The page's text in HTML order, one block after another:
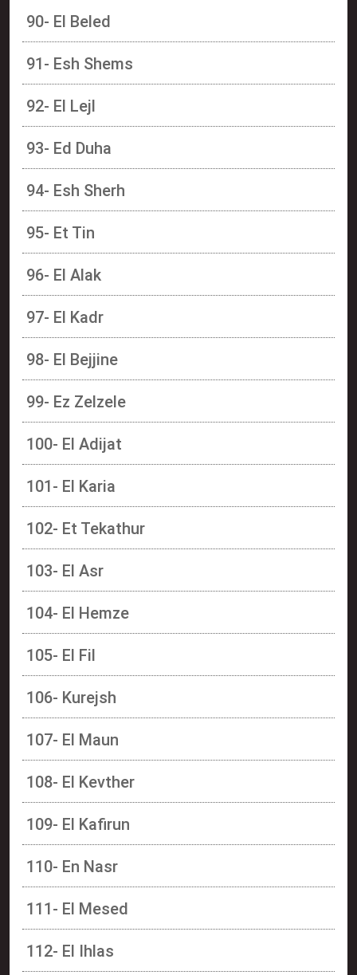
90- El Beled
91- Esh Shems
92- El Lejl
93- Ed Duha
94- Esh Sherh
95- Et Tin
96- El Alak
97- El Kadr
98- El Bejjine
99- Ez Zelzele
100- El Adijat
101- El Karia
102- Et Tekathur
103- El Asr
104- El Hemze
105- El Fil
106- Kurejsh
107- El Maun
108- El Kevther
109- El Kafirun
110- En Nasr
111- El Mesed
112- El Ihlas